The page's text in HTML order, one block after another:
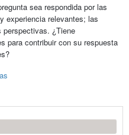
sea respondida por las
experiencia relevantes; las
perspectivas. ¿Tiene
para contribuir con su respuesta